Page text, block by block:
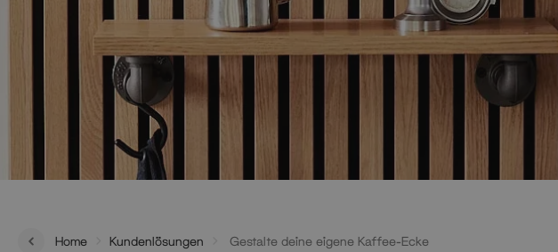
Home Kundenlösungen Gestalte deine eigene Kaffee-Ecke